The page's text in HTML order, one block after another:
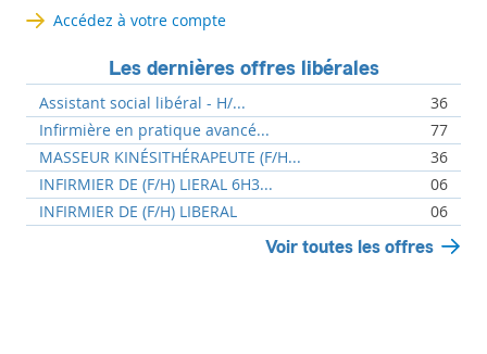
Accédez à votre compte
Les dernières offres libérales
Assistant social libéral - H/...
36
Infirmière en pratique avancé...
77
MASSEUR KINÉSITHÉRAPEUTE (F/H...
36
INFIRMIER DE (F/H) LIERAL 6H3...
06
INFIRMIER DE (F/H) LIBERAL
06
Voir toutes les offres